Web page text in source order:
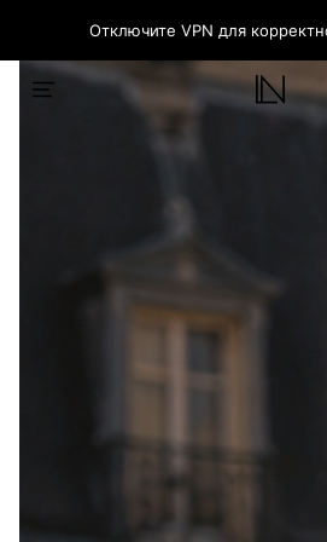
Отключите VPN для